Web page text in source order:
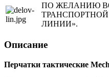
ПО ЖЕЛАНИЮ
ЛИНИИ».
Описание
Перчатки тактические